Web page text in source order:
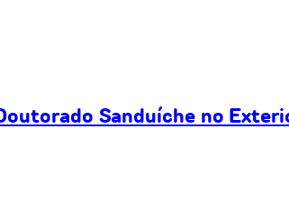
Sanduíche no